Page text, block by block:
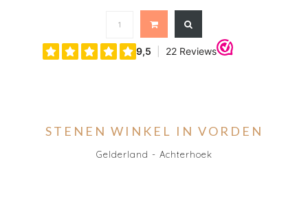
STENEN WINKEL IN VORDEN
Gelderland - Achterhoek